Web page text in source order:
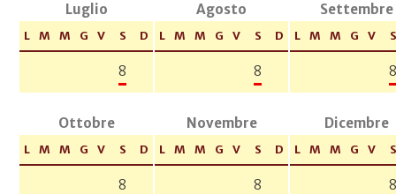
Luglio
L M M G V S D
8
Agosto
L M M G V S D
8
Settembre
L M M G V S
8
Ottobre
L M M G V S D
8
Novembre
L M M G V S D
8
Dicembre
L M M G V S
8